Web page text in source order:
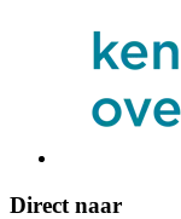
Direct naar